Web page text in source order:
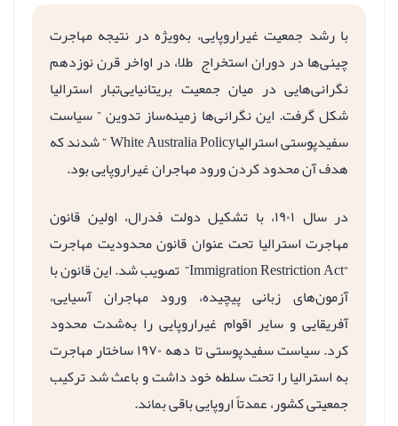
با رشد جمعیت غیراروپایی، به‌ویژه در نتیجه مهاجرت
چینی‌ها در دوران استخراج طلا، در اواخر قرن نوزدهم
نگرانی‌هایی در میان جمعیت بریتانیایی‌تبار استرالیا
شکل گرفت. این نگرانی‌ها زمینه‌ساز تدوین ” سیاست
سفیدپوستی استرالیاWhite Australia Policy ” شدند که
هدف آن محدود کردن ورود مهاجران غیراروپایی بود.
در سال ۱۹۰۱، با تشکیل دولت فدرال، اولین قانون
مهاجرت استرالیا تحت عنوان قانون محدودیت مهاجرت
“Immigration Restriction Act” تصویب شد. این قانون با
آزمون‌های زبانی پیچیده، ورود مهاجران آسیایی،
آفریقایی و سایر اقوام غیراروپایی را به‌شدت محدود
کرد. سیاست سفیدپوستی تا دهه ۱۹۷۰ ساختار مهاجرت
به استرالیا را تحت سلطه خود داشت و باعث شد ترکیب
جمعیتی کشور، عمدتاً اروپایی باقی بماند.